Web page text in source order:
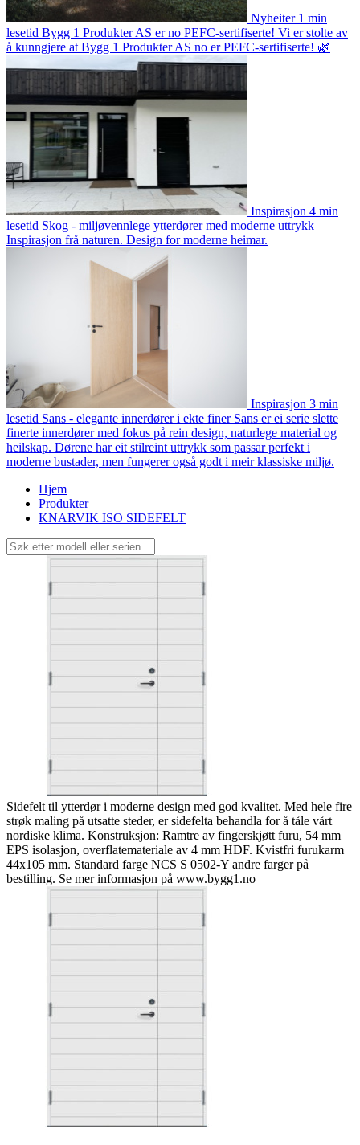
Nyheiter 1 min
lesetid Bygg 1 Produkter AS er no PEFC-sertifiserte! Vi er stolte av
å kunngjere at Bygg 1 Produkter AS no er PEFC-sertifiserte! 🌿
Inspirasjon 4 min
lesetid Skog - miljøvennlege ytterdører med moderne uttrykk
Inspirasjon frå naturen. Design for moderne heimar.
Inspirasjon 3 min
lesetid Sans - elegante innerdører i ekte finer Sans er ei serie slette
finerte innerdører med fokus på rein design, naturlege material og
heilskap. Dørene har eit stilreint uttrykk som passar perfekt i
moderne bustader, men fungerer også godt i meir klassiske miljø.
Hjem
Produkter
KNARVIK ISO SIDEFELT
Sidefelt til ytterdør i moderne design med god kvalitet. Med hele fire
strøk maling på utsatte steder, er sidefelta behandla for å tåle vårt
nordiske klima. Konstruksjon: Ramtre av fingerskjøtt furu, 54 mm
EPS isolasjon, overflatemateriale av 4 mm HDF. Kvistfri furukarm
44x105 mm. Standard farge NCS S 0502-Y andre farger på
bestilling. Se mer informasjon på www.bygg1.no